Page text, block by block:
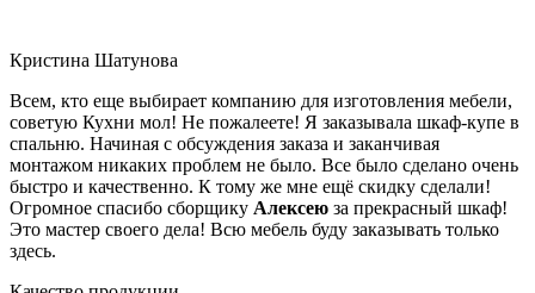
Кристина Шатунова
Всем, кто еще выбирает компанию для изготовления мебели,
советую Кухни мол! Не пожалеете! Я заказывала шкаф-купе в
спальню. Начиная с обсуждения заказа и заканчивая
монтажом никаких проблем не было. Все было сделано очень
быстро и качественно. К тому же мне ещё скидку сделали!
Огромное спасибо сборщику Алексею за прекрасный шкаф!
Это мастер своего дела! Всю мебель буду заказывать только
здесь.